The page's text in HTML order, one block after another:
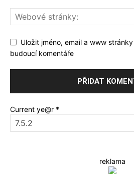
Uložit jméno, email a www
budoucí komentáře
Current ye@r *
reklama